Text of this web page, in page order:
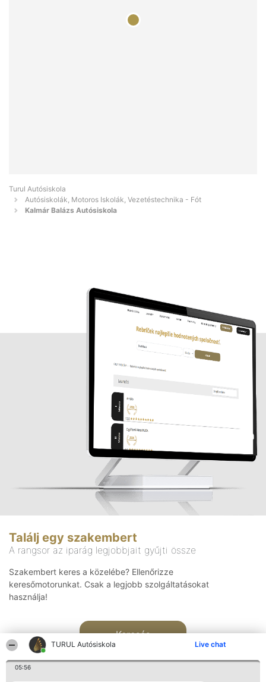
TURUL Autósiskola Live chat
05:56
Turul Autósiskola
Autósiskolák, Motoros Iskolák, Vezetéstechnika - Fót
Kalmár Balázs Autósiskola
Találj egy szakembert
A rangsor az iparág legjobbjait gyűjti össze
Szakembert keres a közelébe? Ellenőrizze
keresőmotorunkat. Csak a legjobb szolgáltatásokat
használja!
Keresés